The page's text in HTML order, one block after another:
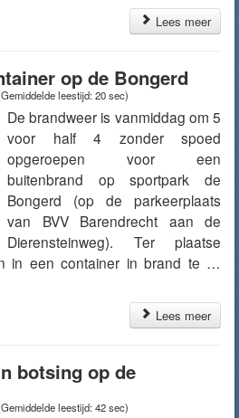
Lees meer
op de Bongerd
leestijd: 20 sec)
De brandweer is vanmiddag om 5
voor half 4 zonder spoed
opgeroepen voor een
buitenbrand op sportpark de
Bongerd (op de parkeerplaats
van BVV Barendrecht aan de
Dierensteinweg). Ter plaatse
in een container in brand te …
Lees meer
botsing op de
leestijd: 42 sec)